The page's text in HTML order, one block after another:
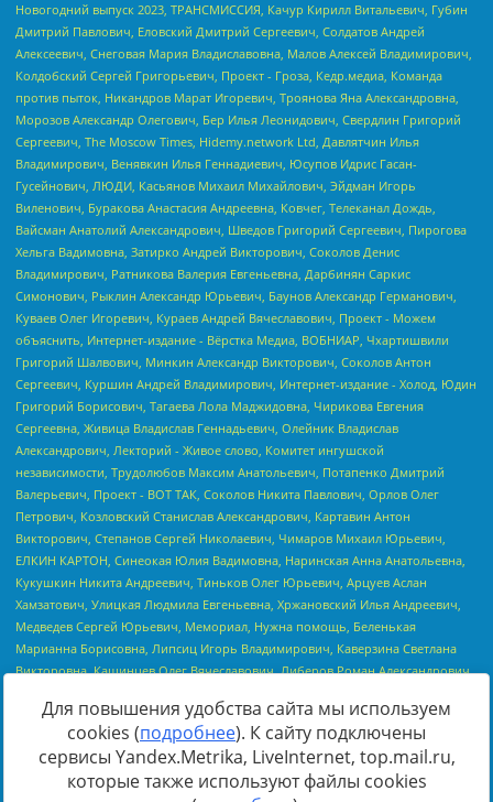
Источник:https://minjust.gov.ru/uploaded/files/reestr-
inostrannyih-agentov-22-03-2024.pdfданные на22.03.2024
Для повышения удобства сайта мы используем
cookies (подробнее). К сайту подключены
сервисы Yandex.Metrika, LiveInternet, top.mail.ru,
которые также используют файлы cookies